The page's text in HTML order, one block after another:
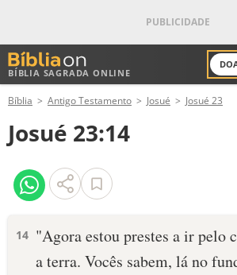
BÍBLIA SAGRADA ONLINE
ANTIGO TESTAMENTO
NOVO TESTAMENTO
VERSÍCULOS
PALAVRA DO DIA
Bíblia Antigo Testamento Josué Josué 23
Josué 23:14
14 "Agora estou prestes a ir pelo
a terra. Vocês sabem, lá no